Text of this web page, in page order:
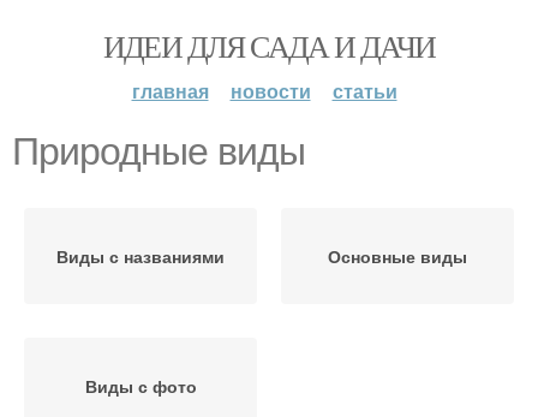
ИДЕИ ДЛЯ САДА И ДАЧИ
главная новости статьи
Природные виды
Виды с названиями Основные виды
Виды с фото